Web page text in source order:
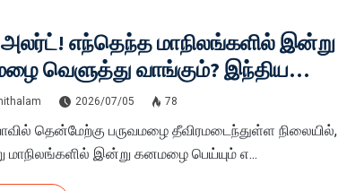
எந்தெந்த மாநிலங்களில் இன்று
வெளுத்து வாங்கும்? இந்திய
மையத்தின் அதிர்ச்சி ரிப்போர்ட்!
2026/07/05 78
தென்மேற்கு பருவமழை தீவிரமடைந்துள்ள நிலையில்,
மாநிலங்களில் இன்று கனமழை பெய்யும் எ...